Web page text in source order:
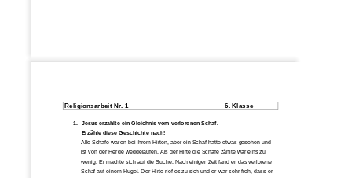
Religionsarbeit Nr. 1 6. Klasse
1.
Jesus erzählte ein Gleichnis vom verlorenen Schaf.
Erzähle diese Geschichte nach!
Alle Schafe waren bei ihrem Hirten, aber ein Schaf hatte etwas gesehen und
ist von der Herde weggelaufen. Als der Hirte die Schafe zählte war eins zu
wenig. Er machte sich auf die Suche. Nach einiger Zeit fand er das verlorene
Schaf auf einem Hügel. Der Hirte rief es zu sich und er war sehr froh, dass er